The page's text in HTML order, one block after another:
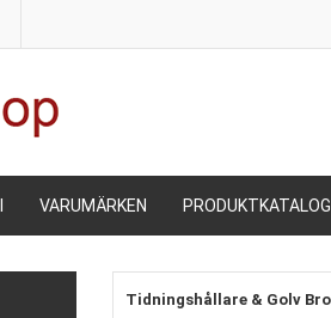
VARUMÄRKEN PRODUKTKATALOG